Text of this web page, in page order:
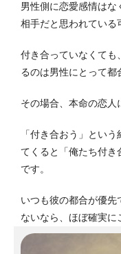
男性側に恋愛感情はな
相手だと思われている
付き合っていなくても
るのは男性にとって都
その場合、本命の恋人
「付き合おう」とい
てくると「俺たち付き
です。
いつも彼の都合が優
ないなら、ほぼ確実に